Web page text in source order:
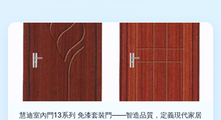
慧迪室內門13系列 免漆套裝門——智造品質，定義現代家居